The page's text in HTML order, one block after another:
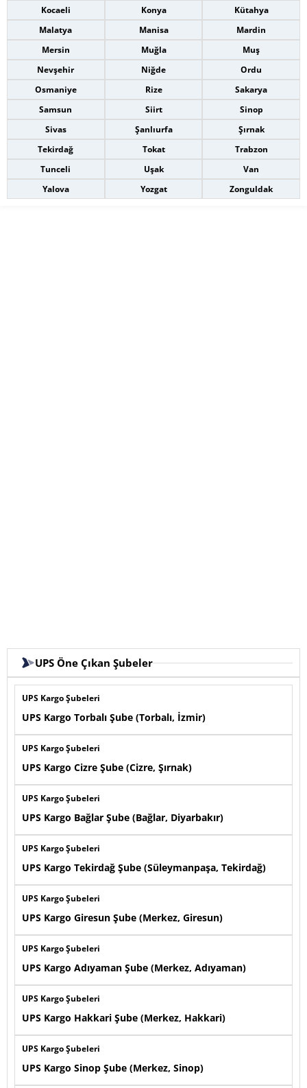
Kocaeli
Konya
Kütahya
Malatya
Manisa
Mardin
Mersin
Muğla
Muş
Nevşehir
Niğde
Ordu
Osmaniye
Rize
Sakarya
Samsun
Siirt
Sinop
Sivas
Şanlıurfa
Şırnak
Tekirdağ
Tokat
Trabzon
Tunceli
Uşak
Van
Yalova
Yozgat Zonguldak
UPS Öne Çıkan Şubeler
UPS Kargo Şubeleri
UPS Kargo Torbalı Şube (Torbalı, İzmir)
UPS Kargo Şubeleri
UPS Kargo Cizre Şube (Cizre, Şırnak)
UPS Kargo Şubeleri
UPS Kargo Bağlar Şube (Bağlar, Diyarbakır)
UPS Kargo Şubeleri
UPS Kargo Tekirdağ Şube (Süleymanpaşa, Tekirdağ)
UPS Kargo Şubeleri
UPS Kargo Giresun Şube (Merkez, Giresun)
UPS Kargo Şubeleri
UPS Kargo Adıyaman Şube (Merkez, Adıyaman)
UPS Kargo Şubeleri
UPS Kargo Hakkari Şube (Merkez, Hakkari)
UPS Kargo Şubeleri
UPS Kargo Sinop Şube (Merkez, Sinop)